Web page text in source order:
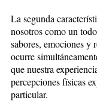
La segunda
nosotros como un
sabores, emociones y
ocurre
que nuestra
percepciones físicas
particular.